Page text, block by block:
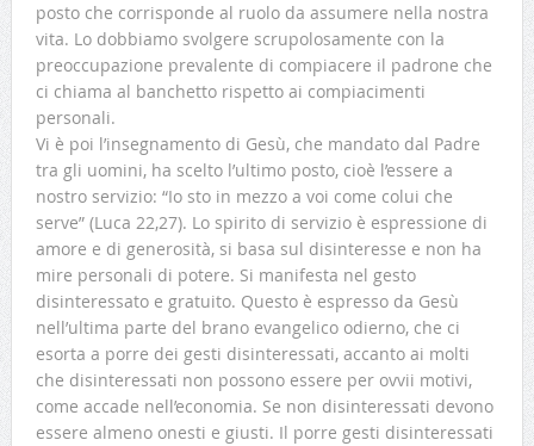
posto che corrisponde al ruolo da assumere nella nostra
vita. Lo dobbiamo svolgere scrupolosamente con la
preoccupazione prevalente di compiacere il padrone che
ci chiama al banchetto rispetto ai compiacimenti
personali.
Vi è poi l’insegnamento di Gesù, che mandato dal Padre
tra gli uomini, ha scelto l’ultimo posto, cioè l’essere a
nostro servizio: “Io sto in mezzo a voi come colui che
serve” (Luca 22,27). Lo spirito di servizio è espressione di
amore e di generosità, si basa sul disinteresse e non ha
mire personali di potere. Si manifesta nel gesto
disinteressato e gratuito. Questo è espresso da Gesù
nell’ultima parte del brano evangelico odierno, che ci
esorta a porre dei gesti disinteressati, accanto ai molti
che disinteressati non possono essere per ovvii motivi,
come accade nell’economia. Se non disinteressati devono
essere almeno onesti e giusti. Il porre gesti disinteressati